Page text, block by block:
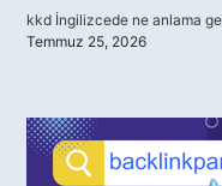
kkd İngilizcede ne anlama
Temmuz 25, 2026